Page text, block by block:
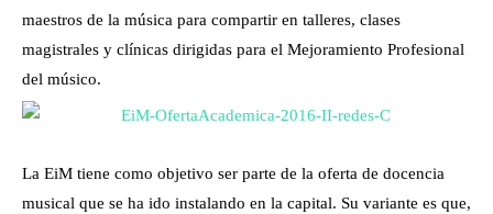
maestros de la música para compartir en talleres, clases
magistrales y clínicas dirigidas para el Mejoramiento Profesional
del músico.
La EiM tiene como objetivo ser parte de la oferta de docencia
musical que se ha ido instalando en la capital. Su variante es que,